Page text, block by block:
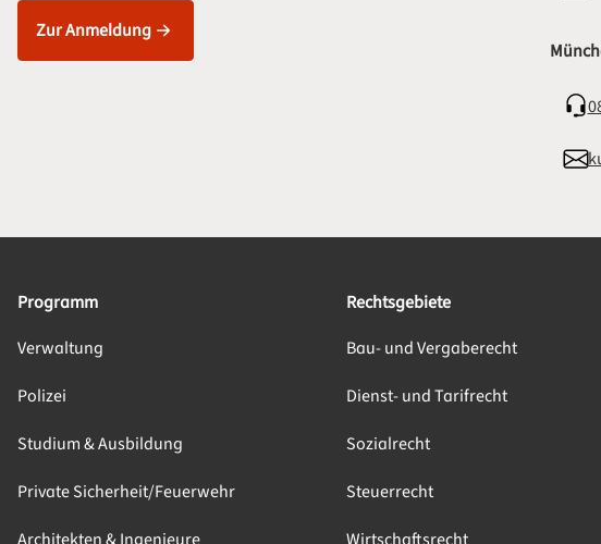
Zur Anmeldung
Programm
Verwaltung
Polizei
Studium & Ausbildung
Private Sicherheit/Feuerwehr
Rechtsgebiete
Bau- und Vergaberecht
Dienst- und Tarifrecht
Sozialrecht
Steuerrecht